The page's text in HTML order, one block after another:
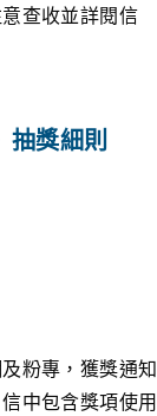
查收並詳閱信
抽獎細則
粉專，獲獎通知
中包含獎項使用